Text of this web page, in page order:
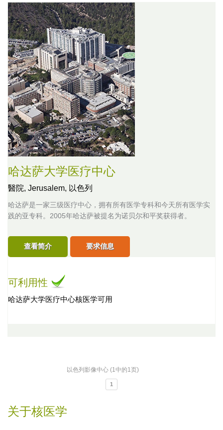
哈达萨大学医疗中心
醫院, Jerusalem, 以色列
哈达萨是一家三级医疗中心，拥有所有医学专科和今天所有医学实
践的亚专科。2005年哈达萨被提名为诺贝尔和平奖获得者。
查看简介 要求信息
可利用性
哈达萨大学医疗中心核医学可用
以色列影像中心 (1中的1页)
1
关于核医学